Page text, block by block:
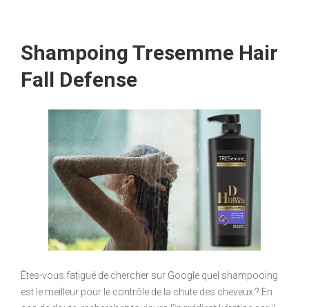
Shampoing Tresemme Hair
Fall Defense
Êtes-vous fatigué de chercher sur Google quel shampooing
est le meilleur pour le contrôle de la chute des cheveux ? En